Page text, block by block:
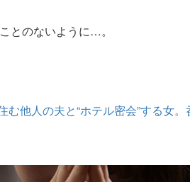
とのないように…。
む他人の夫と“ホテル密会”する女